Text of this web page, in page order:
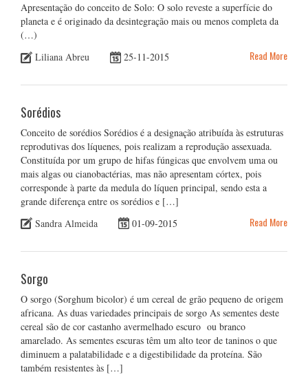
Apresentação do conceito de Solo: O solo reveste a superfície do
planeta e é originado da desintegração mais ou menos completa da
(…)
Liliana Abreu
25-11-2015 Read More
Sorédios
Conceito de sorédios Sorédios é a designação atribuída às estruturas
reprodutivas dos líquenes, pois realizam a reprodução assexuada.
Constituída por um grupo de hifas fúngicas que envolvem uma ou
mais algas ou cianobactérias, mas não apresentam córtex, pois
corresponde à parte da medula do líquen principal, sendo esta a
grande diferença entre os sorédios e […]
Sandra Almeida
01-09-2015 Read More
Sorgo
O sorgo (Sorghum bicolor) é um cereal de grão pequeno de origem
africana. As duas variedades principais de sorgo As sementes deste
cereal são de cor castanho avermelhado escuro ou branco
amarelado. As sementes escuras têm um alto teor de taninos o que
diminuem a palatabilidade e a digestibilidade da proteína. São
também resistentes às […]